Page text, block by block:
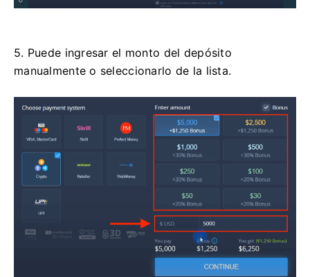
5. Puede ingresar el monto del depósito
manualmente o seleccionarlo de la lista.